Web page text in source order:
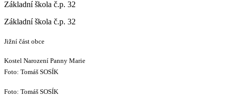
Základní škola č.p. 32
Základní škola č.p. 32
Jižní část obce
Kostel Narození Panny Marie
Foto: Tomáš SOSÍK
Foto: Tomáš SOSÍK